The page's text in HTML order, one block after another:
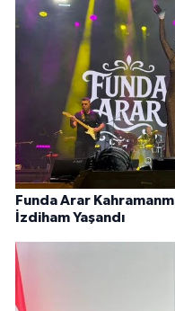
Funda Arar
İzdiham Yaşandı